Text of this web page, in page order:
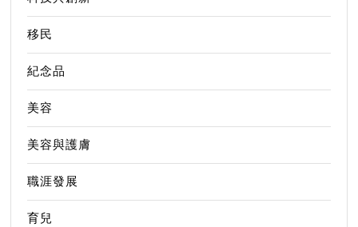
移民
紀念品
美容
美容與護膚
職涯發展
育兒